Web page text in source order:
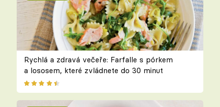
Rychlá a zdravá večeře: Farfalle s pórkem
a lososem, které zvládnete do 30 minut